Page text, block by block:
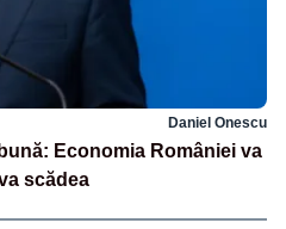
Daniel Onescu
Economia României va
scădea